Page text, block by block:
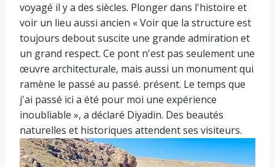
voyagé il y a des siècles. Plonger dans l'histoire et
voir un lieu aussi ancien « Voir que la structure est
toujours debout suscite une grande admiration et
un grand respect. Ce pont n'est pas seulement une
œuvre architecturale, mais aussi un monument qui
ramène le passé au passé. présent. Le temps que
j'ai passé ici a été pour moi une expérience
inoubliable », a déclaré Diyadin. Des beautés
naturelles et historiques attendent ses visiteurs.